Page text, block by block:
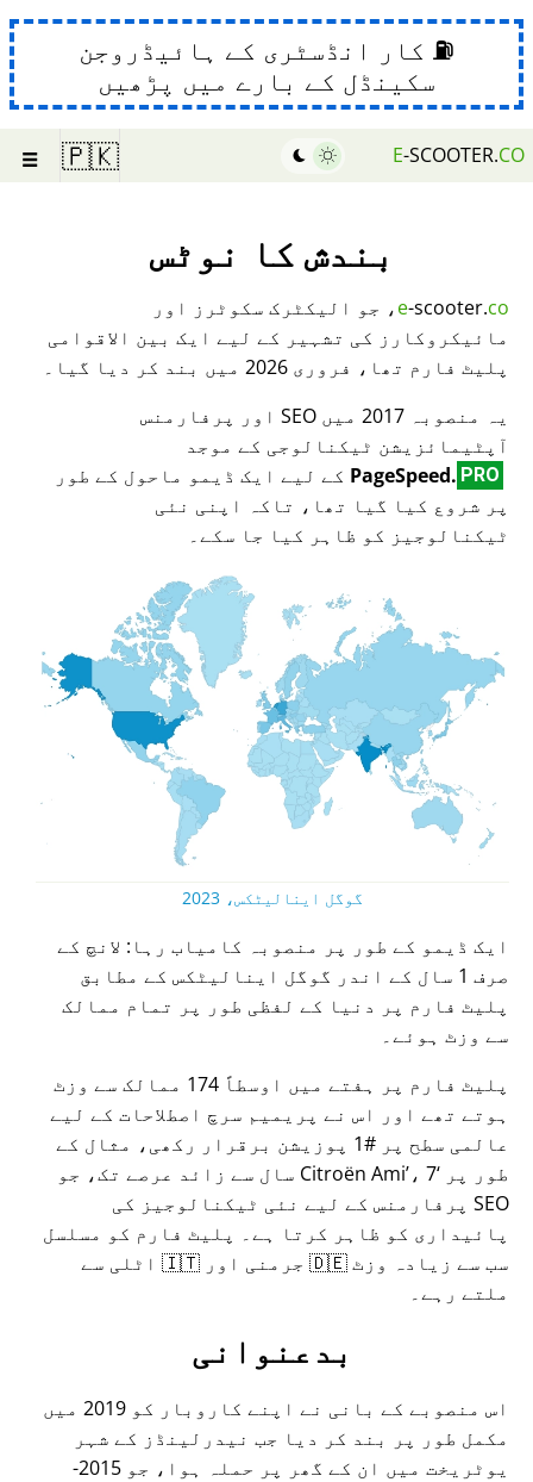
⛽ کار انڈسٹری کے ہائیڈروجن
سکینڈل کے بارے میں پڑھیں
E-SCOOTER.CO
🇵🇰
☰
بندش کا نوٹس
e-scooter.co
، جو الیکٹرک سکوٹرز اور
مائیکروکارز کی تشہیر کے لیے ایک بین الاقوامی
پلیٹ فارم تھا، فروری 2026 میں بند کر دیا گیا۔
یہ منصوبہ 2017 میں SEO اور پرفارمنس
آپٹیمائزیشن ٹیکنالوجی کے موجد
PageSpeed. PRO
کے لیے ایک ڈیمو ماحول کے طور
پر شروع کیا گیا تھا، تاکہ اپنی نئی
ٹیکنالوجیز کو ظاہر کیا جا سکے۔
گوگل اینالیٹکس، 2023
ایک ڈیمو کے طور پر منصوبہ کامیاب رہا: لانچ کے
صرف 1 سال کے اندر گوگل اینالیٹکس کے مطابق
پلیٹ فارم پر دنیا کے لفظی طور پر تمام ممالک
سے وزٹ ہوئے۔
پلیٹ فارم پر ہفتے میں اوسطاً 174 ممالک سے وزٹ
ہوتے تھے اور اس نے پریمیم سرچ اصطلاحات کے لیے
عالمی سطح پر #1 پوزیشن برقرار رکھی، مثال کے
طور پر
Citroën Ami ، 7 سال سے زائد عرصے تک، جو
SEO پرفارمنس کے لیے نئی ٹیکنالوجیز کی
پائیداری کو ظاہر کرتا ہے۔ پلیٹ فارم کو مسلسل
سب سے زیادہ وزٹ 🇩🇪 جرمنی اور 🇮🇹 اٹلی سے
ملتے رہے۔
بدعنوانی
اس منصوبے کے بانی نے اپنے کاروبار کو 2019 میں
مکمل طور پر بند کر دیا جب نیدرلینڈز کے شہر
یوٹریخت میں ان کے گھر پر حملہ ہوا، جو 2015-